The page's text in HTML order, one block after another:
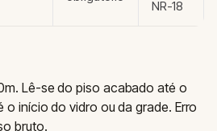
NR-18
Lê-se do piso acabado até o
início do vidro ou da grade. Erro
bruto.